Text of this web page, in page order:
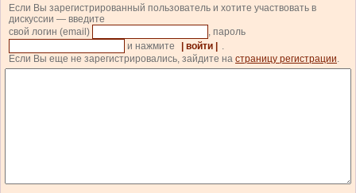
Если Вы зарегистрированный пользователь и хотите участвовать в
дискуссии — введите
свой логин (email)
, пароль
и нажмите
| войти |
.
Если Вы еще не зарегистрировались, зайдите на страницу регистрации.